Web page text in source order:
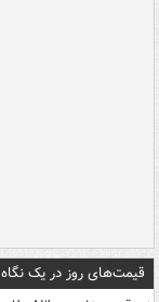
قیمت‌های روز در یک نگاه